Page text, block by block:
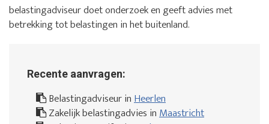
belastingadviseur doet onderzoek en geeft advies met
betrekking tot belastingen in het buitenland.
Recente aanvragen:
Belastingadviseur inHeerlen
Zakelijk belastingadvies inMaastricht